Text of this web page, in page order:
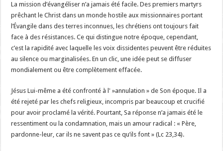
La mission d’évangéliser n’a jamais été facile. Des premiers martyrs
prêchant le Christ dans un monde hostile aux missionnaires portant
l’Évangile dans des terres inconnues, les chrétiens ont toujours fait
face à des résistances. Ce qui distingue notre époque, cependant,
c’est la rapidité avec laquelle les voix dissidentes peuvent être réduites
au silence ou marginalisées. En un clic, une idée peut se diffuser
mondialement ou être complètement effacée.
Jésus Lui-même a été confronté à l' »annulation » de Son époque. Il a
été rejeté par les chefs religieux, incompris par beaucoup et crucifié
pour avoir proclamé la vérité. Pourtant, Sa réponse n’a jamais été le
ressentiment ou la condamnation, mais un amour radical : « Père,
pardonne-leur, car ils ne savent pas ce qu’ils font » (Lc 23,34).